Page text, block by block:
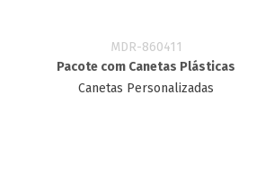
MDR-860411
Pacote com Canetas Plásticas
Canetas Personalizadas